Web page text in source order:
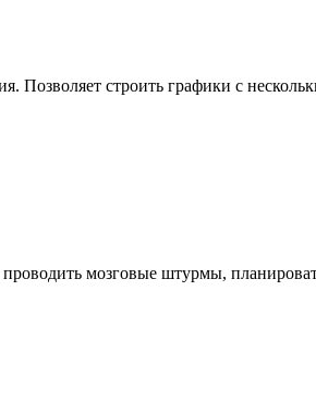
Позволяет строить графики с
мозговые штурмы,